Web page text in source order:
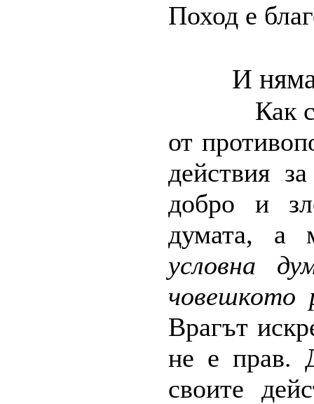
Поход е
И
Как
от
действия
добро и
думата, а
условна
човешкото
Врагът
не е прав.
своите